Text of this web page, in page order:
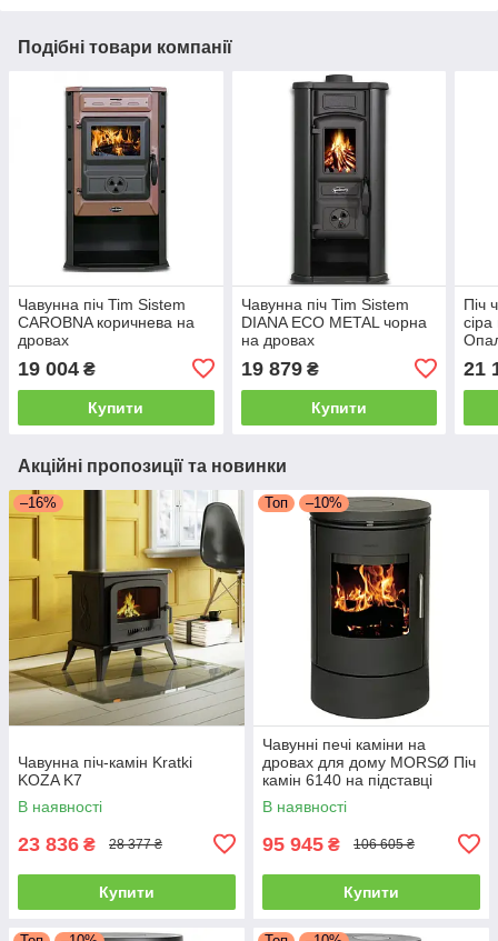
Подібні товари компанії
Чавунна піч Tim Sistem
CAROBNA коричнева на
дровах
19 004 ₴
Купити
Чавунна піч Tim Sistem
DIANA ECO METAL чорна
на дровах
19 879₴
Купити
Піч
21
Акційні пропозиції та новинки
–16%
Чавунна піч-камін Kratki
KOZA K7
В наявності
23 836 ₴ 28 377 ₴
Купити
Топ –10%
Чавунні печі каміни на
дровах для дому MORSØ Піч
камін 6140 на підставці
Чавунна піч тривалого
горіння 5.8кВт
В наявності
95 945 ₴ 106 605 ₴
Купити